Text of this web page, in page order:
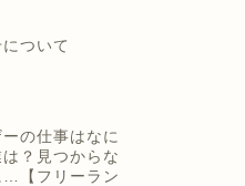
ついて
の仕事はなに
？見つからな
…【フリーラン